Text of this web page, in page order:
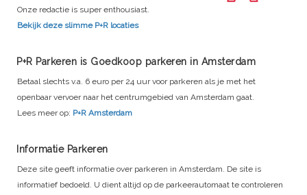
Onze redactie is super enthousiast.
Bekijk deze slimme P+R locaties
P+R Parkeren is Goedkoop parkeren in Amsterdam
Betaal slechts v.a. 6 euro per 24 uur voor parkeren als je met het
openbaar vervoer naar het centrumgebied van Amsterdam gaat.
Lees meer op: P+R Amsterdam
Informatie Parkeren
Deze site geeft informatie over parkeren in Amsterdam. De site is
informatief bedoeld. U dient altijd op de parkeerautomaat te controleren